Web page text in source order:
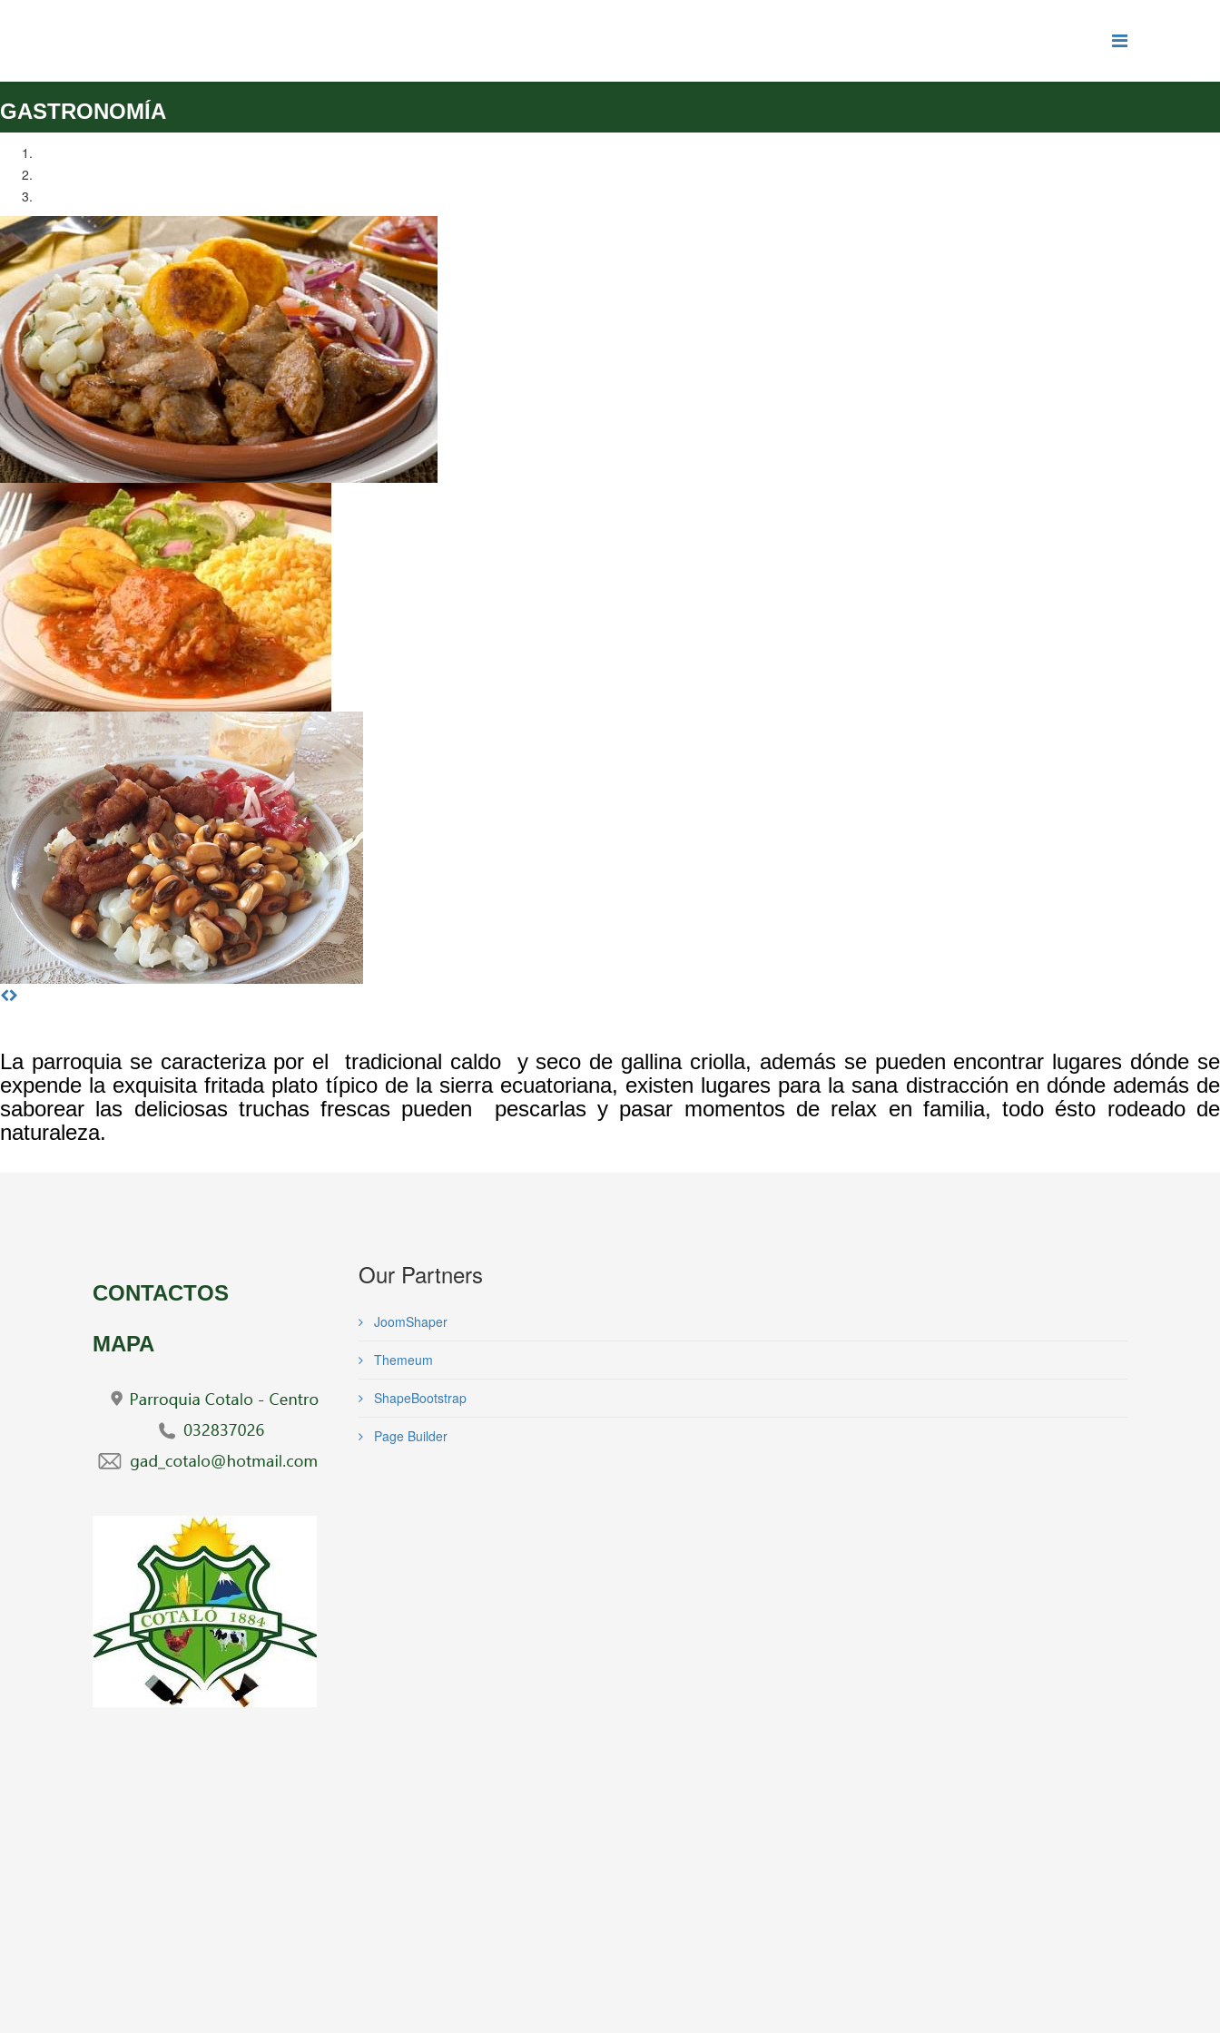
GASTRONOMÍA
La parroquia se caracteriza por el tradicional caldo y seco de gallina criolla, además se pueden encontrar lugares dónde se
expende la exquisita fritada plato típico de la sierra ecuatoriana, existen lugares para la sana distracción en dónde además de
saborear las deliciosas truchas frescas pueden pescarlas y pasar momentos de relax en familia, todo ésto rodeado de
naturaleza.
CONTACTOS
MAPA
Our Partners
JoomShaper
Themeum
ShapeBootstrap
Page Builder